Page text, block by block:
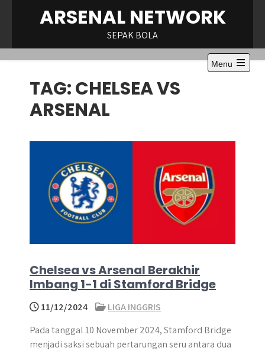
ARSENAL NETWORK
SEPAK BOLA
Menu
Open
TAG:CHELSEA VS
ARSENAL
Chelsea vs Arsenal Berakhir
Imbang 1-1 di Stamford Bridge
11/12/2024
LIGA INGGRIS
Pada tanggal 10 November 2024, Stamford Bridge
menjadi saksi sebuah pertarungan seru antara dua